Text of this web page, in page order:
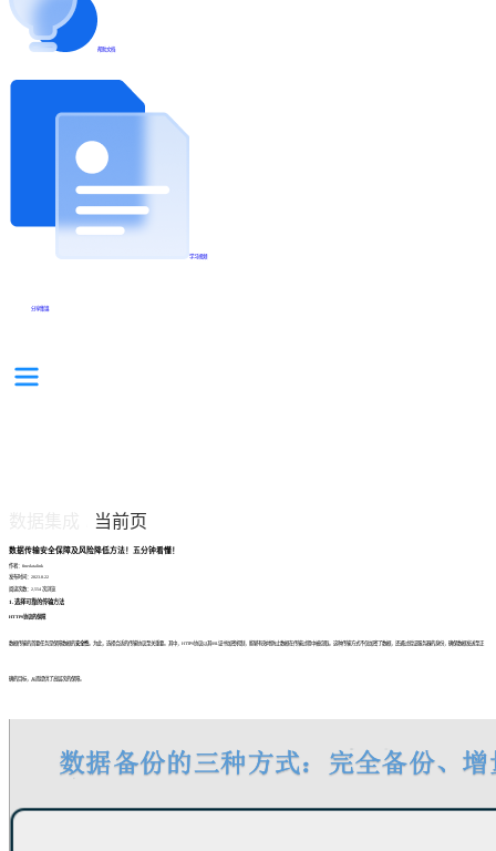
帮助文档
学习视频
分享集锦
当前页
数据传输安全保障及风险降低方法！五分钟看懂！
作者：finedatalink
发布时间：2023.8.22
阅读次数：2,554 次浏览
1. 选择可靠的传输方法
HTTPS协议的保障
数据传输的首要任务是保障数据的 安全性 。为此，选择合适的传输协议至关重要。其中，HTTPS协议以其SSL证书加密机制，能够有效地防止数据在传输过程中被窃取。这种传输方式不仅加密了数据，还通过验证服务器的身份，确保数据发送至正
确的目标，从而提供了高层次的保障。